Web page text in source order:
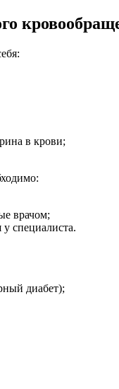
в крови;
врачом;
у специалиста.
диабет);